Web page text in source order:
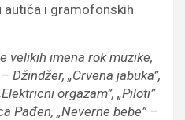
autića i gramofonskih
velikih imena rok muzike,
Džindžer, „Crvena jabuka”,
orgazam”, „Piloti”
Pađen, „Neverne bebe” –